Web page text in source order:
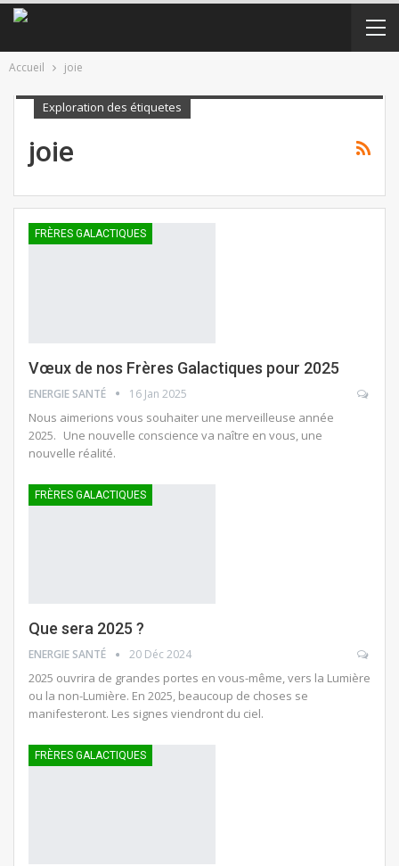
Accueil joie
Exploration des étiquetes
joie
FRÈRES GALACTIQUES
Vœux de nos Frères Galactiques pour 2025
ENERGIE SANTÉ 16 Jan 2025
Nous aimerions vous souhaiter une merveilleuse année
2025. Une nouvelle conscience va naître en vous, une
nouvelle réalité.
FRÈRES GALACTIQUES
Que sera 2025 ?
ENERGIE SANTÉ 20 Déc 2024
2025 ouvrira de grandes portes en vous-même, vers la Lumière
ou la non-Lumière. En 2025, beaucoup de choses se
manifesteront. Les signes viendront du ciel.
FRÈRES GALACTIQUES